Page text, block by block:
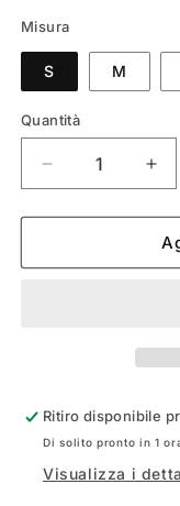
Misura
S M
Quantità
Diminuisci
quantità
per
GIALLI
per
Ritiro disponibile
Di solito pronto in 1
Visualizza i